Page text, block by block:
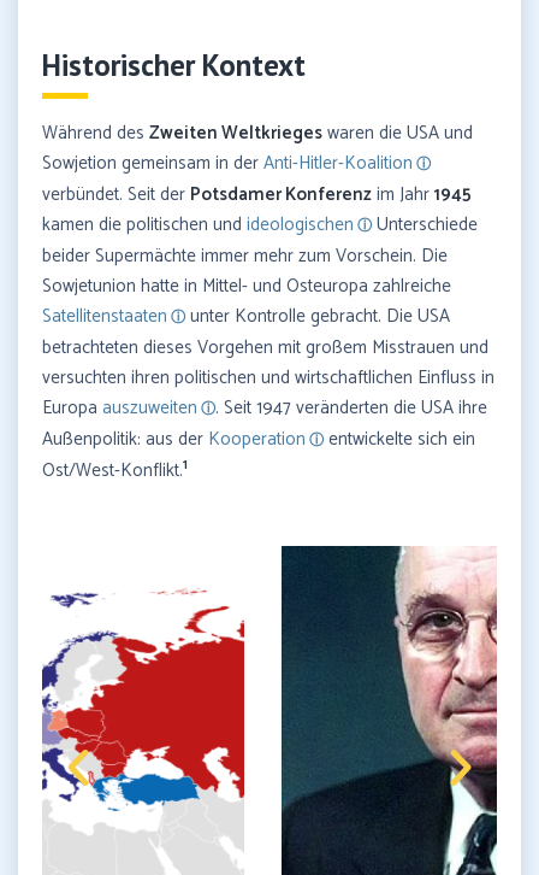
Historischer Kontext
Während des Zweiten Weltkriegeswaren die USA und
Sowjetion gemeinsam in derAnti-Hitler-Koalition
verbündet. Seit der Potsdamer Konferenzim Jahr1945
kamen die politischen und ideologischen
Unterschiede
beider Supermächte immer mehr zum Vorschein. Die
Sowjetunion hatte in Mittel- und Osteuropa zahlreiche
Satellitenstaaten
unter Kontrolle gebracht. Die USA
betrachteten dieses Vorgehen mit großem Misstrauen und
versuchten ihren politischen und wirtschaftlichen Einfluss in
Europa auszuweiten
. Seit 1947 veränderten die USA ihre
Außenpolitik: aus der Kooperation
entwickelte sich ein
Ost/West-Konflikt.1